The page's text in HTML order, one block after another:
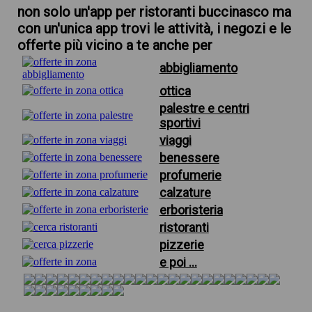
non solo un'app per ristoranti buccinasco ma
con un'unica app trovi le attività, i negozi e le
offerte più vicino a te anche per
abbigliamento
ottica
palestre e centri
sportivi
viaggi
benessere
profumerie
calzature
erboristeria
ristoranti
pizzerie
e poi ...